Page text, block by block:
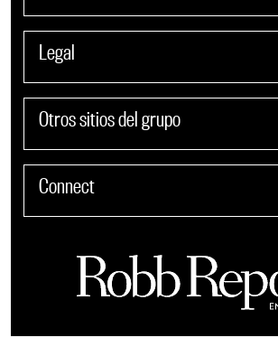
Legal
Otros sitios del grupo
Connect